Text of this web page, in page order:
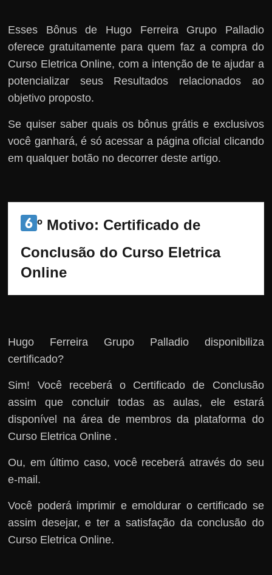
Esses Bônus de Hugo Ferreira Grupo Palladio
oferece gratuitamente para quem faz a compra do
Curso Eletrica Online, com a intenção de te ajudar a
potencializar seus Resultados relacionados ao
objetivo proposto.
Se quiser saber quais os bônus grátis e exclusivos
você ganhará, é só acessar a página oficial clicando
em qualquer botão no decorrer deste artigo.
º Motivo: Certificado de
Conclusão do Curso Eletrica
Online
Hugo Ferreira Grupo Palladio disponibiliza
certificado?
Sim! Você receberá o Certificado de Conclusão
assim que concluir todas as aulas, ele estará
disponível na área de membros da plataforma do
Curso Eletrica Online .
Ou, em último caso, você receberá através do seu
e-mail.
Você poderá imprimir e emoldurar o certificado se
assim desejar, e ter a satisfação da conclusão do
Curso Eletrica Online.